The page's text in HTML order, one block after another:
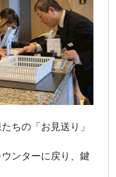
ちの「お見送り」
ンターに戻り、鍵